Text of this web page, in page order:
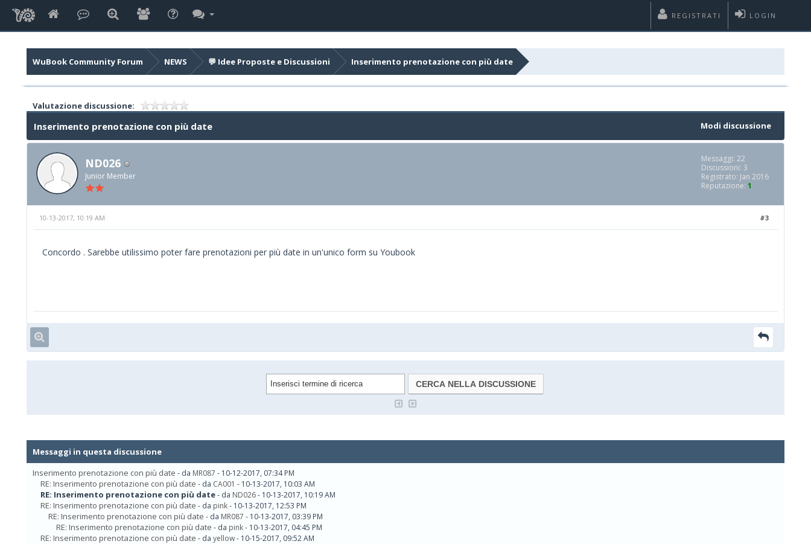
LOGIN
REGISTRATI
WuBook Community Forum NEWS 💬 Idee Proposte e Discussioni Inserimento prenotazione con più date
Valutazione discussione:
Modi discussione
Inserimento prenotazione con più date
ND026
Junior Member
Messaggi: 22
Discussioni: 3
Registrato: Jan 2016
Reputazione: 1
#3
10-13-2017, 10:19 AM
Concordo . Sarebbe utilissimo poter fare prenotazioni per più date in un'unico form su Youbook
Messaggi in questa discussione
Inserimento prenotazione con più date - da MR087 - 10-12-2017, 07:34 PM
RE: Inserimento prenotazione con più date - da CA001 - 10-13-2017, 10:03 AM
RE: Inserimento prenotazione con più date- da ND026- 10-13-2017, 10:19 AM
RE: Inserimento prenotazione con più date - da pink- 10-13-2017, 12:53 PM
RE: Inserimento prenotazione con più date - da MR087 - 10-13-2017, 03:39 PM
RE: Inserimento prenotazione con più date - da pink- 10-13-2017, 04:45 PM
RE: Inserimento prenotazione con più date - da yellow- 10-15-2017, 09:52 AM